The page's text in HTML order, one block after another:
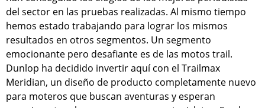
del sector en las pruebas realizadas. Al mismo tiempo
hemos estado trabajando para lograr los mismos
resultados en otros segmentos. Un segmento
emocionante pero desafiante es de las motos trail.
Dunlop ha decidido invertir aquí con el Trailmax
Meridian, un diseño de producto completamente nuevo
para moteros que buscan aventuras y esperan